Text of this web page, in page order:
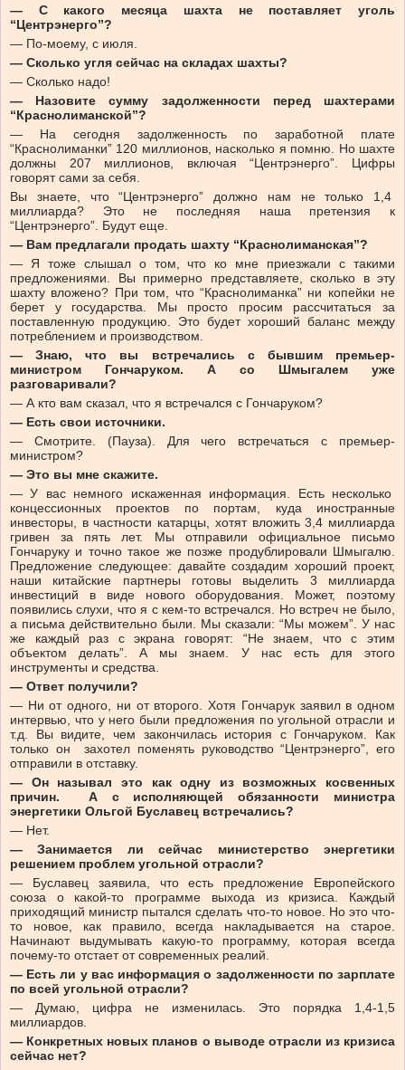
— С какого месяца шахта не поставляет уголь
“Центрэнерго”?
— По-моему, с июля.
— Сколько угля сейчас на складах шахты?
— Сколько надо!
— Назовите сумму задолженности перед шахтерами
“Краснолиманской”?
— На сегодня задолженность по заработной плате
“Краснолиманки” 120 миллионов, насколько я помню. Но шахте
должны 207 миллионов, включая “Центрэнерго”. Цифры
говорят сами за себя.
Вы знаете, что “Центрэнерго” должно нам не только 1,4
миллиарда? Это не последняя наша претензия к
“Центрэнерго”. Будут еще.
— Вам предлагали продать шахту “Краснолиманская”?
— Я тоже слышал о том, что ко мне приезжали с такими
предложениями. Вы примерно представляете, сколько в эту
шахту вложено? При том, что “Краснолиманка” ни копейки не
берет у государства. Мы просто просим рассчитаться за
поставленную продукцию. Это будет хороший баланс между
потреблением и производством.
— Знаю, что вы встречались с бывшим премьер-
министром Гончаруком. А со Шмыгалем уже
разговаривали?
— А кто вам сказал, что я встречался с Гончаруком?
— Есть свои источники.
— Смотрите. (Пауза). Для чего встречаться с премьер-
министром?
— Это вы мне скажите.
— У вас немного искаженная информация. Есть несколько
концессионных проектов по портам, куда иностранные
инвесторы, в частности катарцы, хотят вложить 3,4 миллиарда
гривен за пять лет. Мы отправили официальное письмо
Гончаруку и точно такое же позже продублировали Шмыгалю.
Предложение следующее: давайте создадим хороший проект,
наши китайские партнеры готовы выделить 3 миллиарда
инвестиций в виде нового оборудования. Может, поэтому
появились слухи, что я с кем-то встречался. Но встреч не было,
а письма действительно были. Мы сказали: “Мы можем”. У нас
же каждый раз с экрана говорят: “Не знаем, что с этим
объектом делать”. А мы знаем. У нас есть для этого
инструменты и средства.
— Ответ получили?
— Ни от одного, ни от второго. Хотя Гончарук заявил в одном
интервью, что у него были предложения по угольной отрасли и
т.д. Вы видите, чем закончилась история с Гончаруком. Как
только он захотел поменять руководство “Центрэнерго”, его
отправили в отставку.
— Он называл это как одну из возможных косвенных
причин. А с исполняющей обязанности министра
энергетики Ольгой Буславец встречались?
— Нет.
— Занимается ли сейчас министерство энергетики
решением проблем угольной отрасли?
— Буславец заявила, что есть предложение Европейского
союза о какой-то программе выхода из кризиса. Каждый
приходящий министр пытался сделать что-то новое. Но это что-
то новое, как правило, всегда накладывается на старое.
Начинают выдумывать какую-то программу, которая всегда
почему-то отстает от современных реалий.
— Есть ли у вас информация о задолженности по зарплате
по всей угольной отрасли?
— Думаю, цифра не изменилась. Это порядка 1,4-1,5
миллиардов.
— Конкретных новых планов о выводе отрасли из кризиса
сейчас нет?